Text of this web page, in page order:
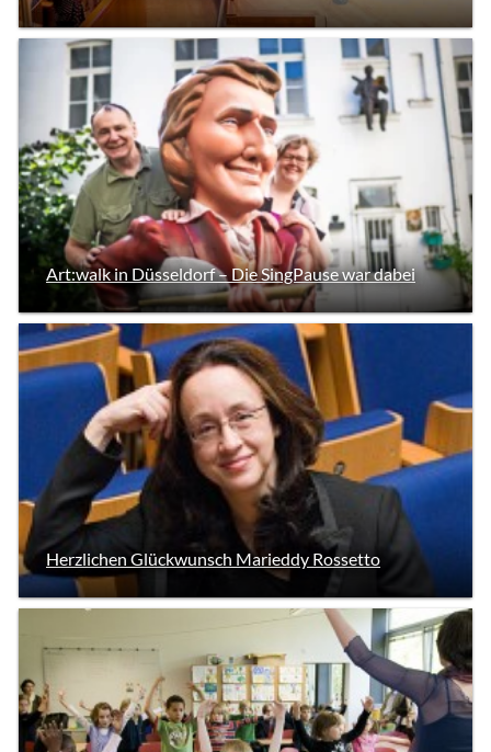
Art:walk in Düsseldorf – Die SingPause war dabei
Herzlichen Glückwunsch Marieddy Rossetto